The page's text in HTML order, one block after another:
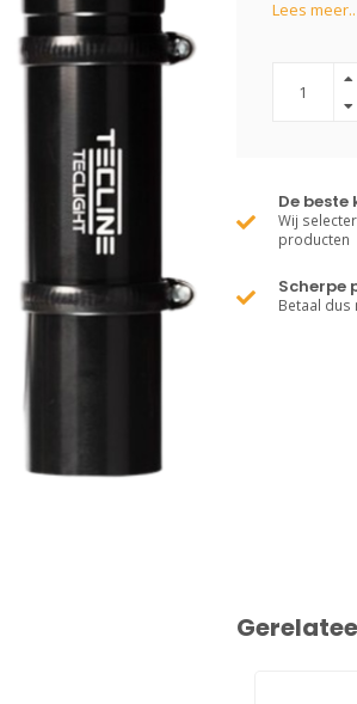
Lees meer..
De beste
Wij
producten
Scherpe
Betaal dus